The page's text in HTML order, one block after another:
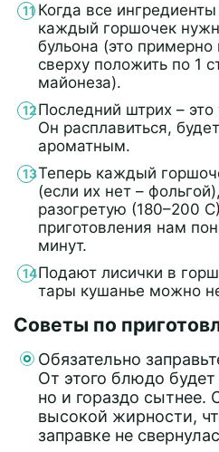
Когда все
каждый горшочек
бульона (это
сверху положить по 1
майонеза).
Последний штрих –
Он расплавиться,
ароматным.
Теперь каждый
(если их нет –
разогретую (180–200
приготовления нам
минут.
Подают лисички в
тары кушанье можно
Советы по
Обязательно
От этого блюдо будет
но и гораздо сытнее.
высокой жирности,
заправке не